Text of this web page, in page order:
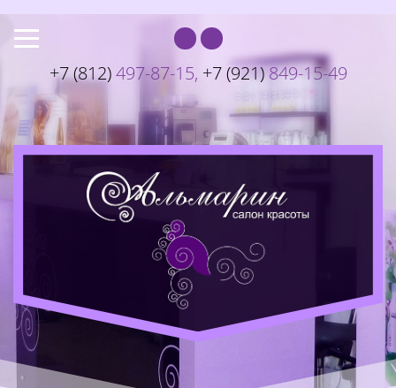
+7 (812)497-87-15, +7 (921)849-15-49